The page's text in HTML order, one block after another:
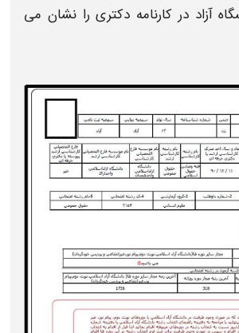
آزاد در کارنامه دکتریرا نشان می